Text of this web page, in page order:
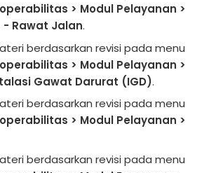
> Modul Pelayanan >
- Rawat Jalan.
berdasarkan revisi pada menu
> Modul Pelayanan >
Gawat Darurat (IGD).
berdasarkan revisi pada menu
> Modul Pelayanan >
berdasarkan revisi pada menu